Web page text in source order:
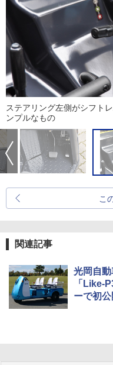
ステアリング左側がシフト
ンプルなもの
こ
関連記事
光岡自
「Like-
ーで初公